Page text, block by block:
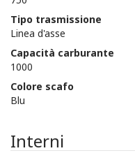
Tipo trasmissione
Linea d'asse
Capacità carburante
1000
Colore scafo
Blu
Interni